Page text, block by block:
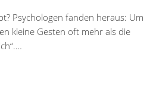
Psychologen fanden heraus: Um
kleine Gesten oft mehr als die